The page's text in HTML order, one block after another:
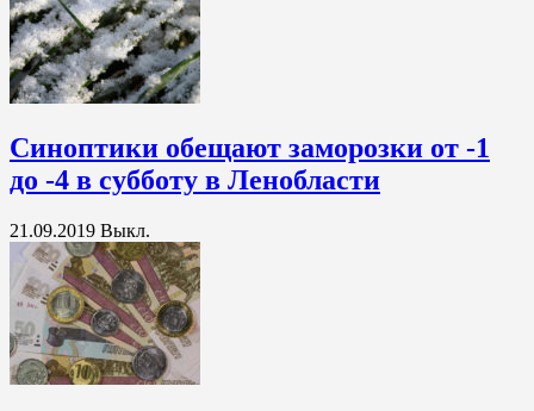
Синоптики обещают заморозки от -1
до -4 в субботу в Ленобласти
21.09.2019 Выкл.